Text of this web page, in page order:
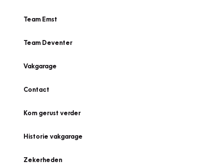
Team Emst
Team Deventer
Vakgarage
Contact
Kom gerust verder
Historie vakgarage
Zekerheden